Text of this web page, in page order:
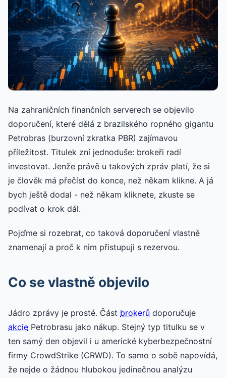
Na zahraničních finančních serverech se objevilo
doporučení, které dělá z brazilského ropného gigantu
Petrobras (burzovní zkratka PBR) zajímavou
příležitost. Titulek zní jednoduše: brokeři radí
investovat. Jenže právě u takových zpráv platí, že si
je člověk má přečíst do konce, než někam klikne. A já
bych ještě dodal - než někam kliknete, zkuste se
podívat o krok dál.
Pojďme si rozebrat, co taková doporučení vlastně
znamenají a proč k nim přistupuji s rezervou.
Co se vlastně objevilo
Jádro zprávy je prosté. Část brokerů doporučuje
akcie Petrobrasu jako nákup. Stejný typ titulku se v
ten samý den objevil i u americké kyberbezpečnostní
firmy CrowdStrike (CRWD). To samo o sobě napovídá,
že nejde o žádnou hlubokou jedinečnou analýzu